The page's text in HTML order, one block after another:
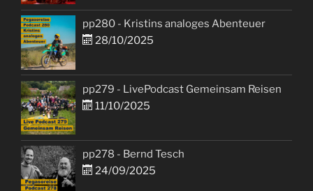
pp280 - Kristins analoges Abenteuer
28/10/2025
pp279 - LivePodcast Gemeinsam Reisen
11/10/2025
pp278 - Bernd Tesch
24/09/2025